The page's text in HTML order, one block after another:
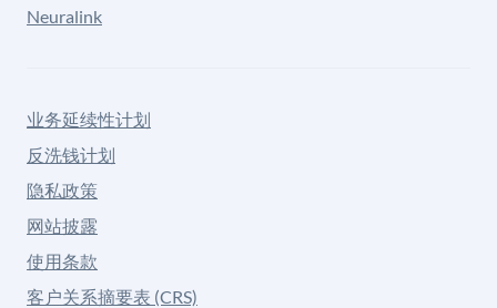
Neuralink
业务延续性计划
反洗钱计划
隐私政策
网站披露
使用条款
客户关系摘要表 (CRS)